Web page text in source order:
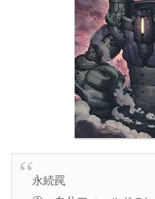
永続罠